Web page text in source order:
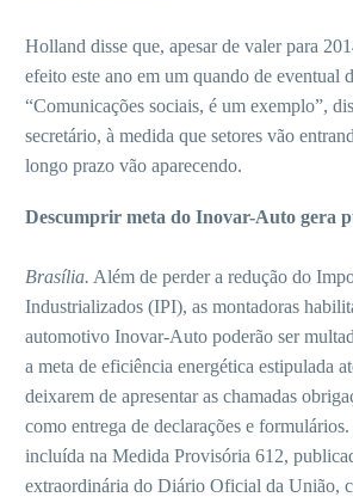
Holland disse que, apesar de valer para
efeito este ano em um quando de eventual
“Comunicações sociais, é um exemplo”,
secretário, à medida que setores vão
longo prazo vão aparecendo.
Descumprir meta do Inovar-Auto gera
Brasília. Além de perder a redução do
Industrializados (IPI), as montadoras
automotivo Inovar-Auto poderão ser
a meta de eficiência energética estipulada
deixarem de apresentar as chamadas
como entrega de declarações e
incluída na Medida Provisória 612,
extraordinária do Diário Oficial da União,